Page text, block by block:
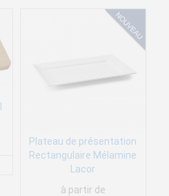
Plateau de présentation
Rectangulaire Mélamine
Lacor
à partir de